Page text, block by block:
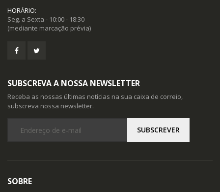
HORÁRIO:
Seg. a Sexta - 10:00 - 18:30
(mediante marcação prévia)
SUBSCREVA A NOSSA NEWSLETTER
Receba as nossas últimas notícias na sua caixa de correio,
subscreva nossa newsletter.
SOBRE